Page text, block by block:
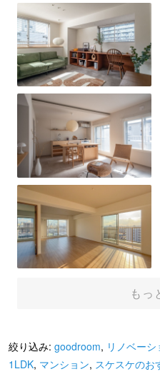
もっ
絞り込み: goodroom, リノベーシ
1LDK, マンション, スケスケのお